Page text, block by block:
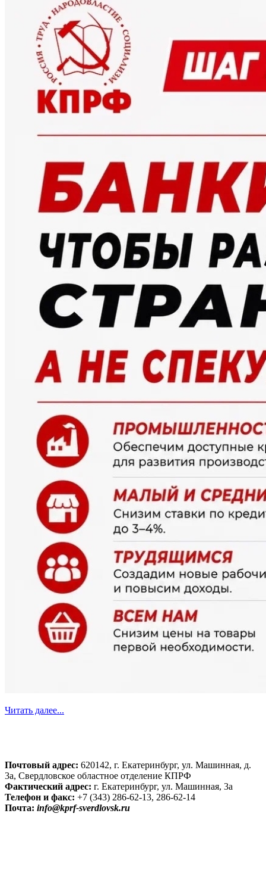
Читать далее...
Почтовый адрес: 620142, г. Екатеринбург, ул. Машинная, д.
3а, Свердловское областное отделение КПРФ
Фактический адрес: г. Екатеринбург, ул. Машинная, 3а
Телефон и факс: +7 (343) 286-62-13, 286-62-14
Почта: info@kprf-sverdlovsk.ru